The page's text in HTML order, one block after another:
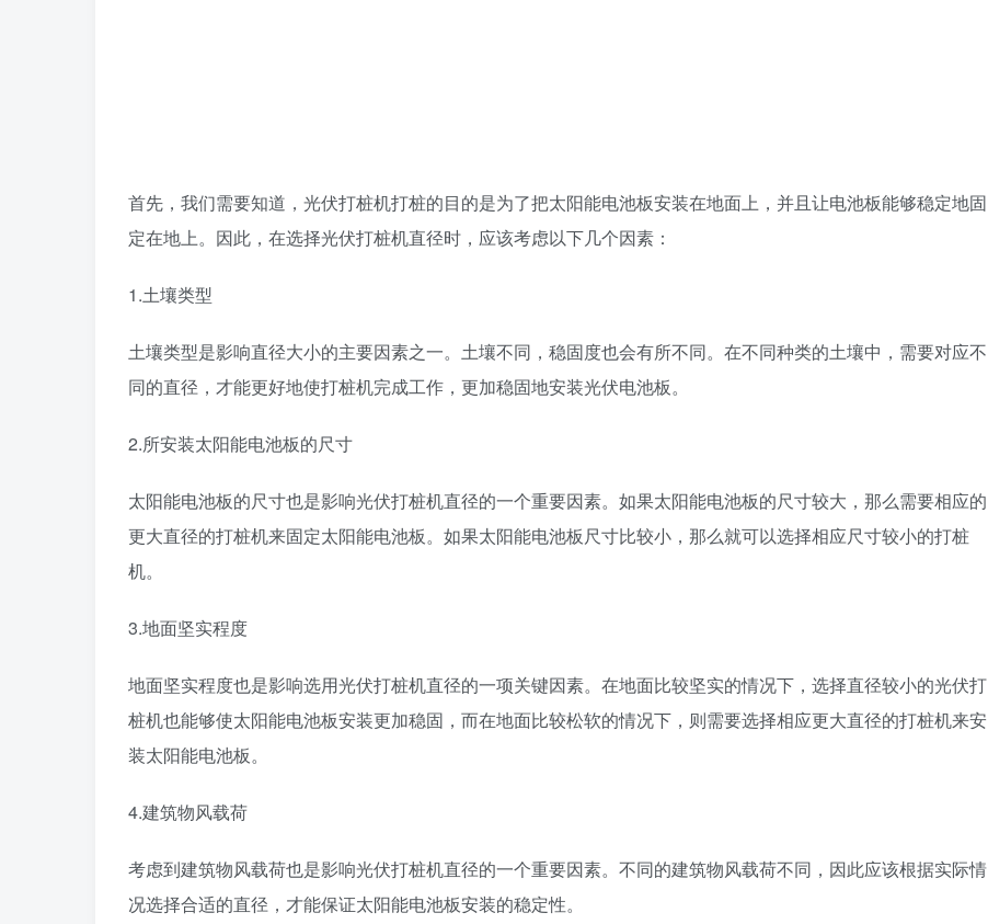
首先，我们需要知道，光伏打桩机打桩的目的是为了把太阳能电池板安装在地面上，并且让电池板能够稳定地固
定在地上。因此，在选择光伏打桩机直径时，应该考虑以下几个因素：
1.土壤类型
土壤类型是影响直径大小的主要因素之一。土壤不同，稳固度也会有所不同。在不同种类的土壤中，需要对应不
同的直径，才能更好地使打桩机完成工作，更加稳固地安装光伏电池板。
2.所安装太阳能电池板的尺寸
太阳能电池板的尺寸也是影响光伏打桩机直径的一个重要因素。如果太阳能电池板的尺寸较大，那么需要相应的
更大直径的打桩机来固定太阳能电池板。如果太阳能电池板尺寸比较小，那么就可以选择相应尺寸较小的打桩
机。
3.地面坚实程度
地面坚实程度也是影响选用光伏打桩机直径的一项关键因素。在地面比较坚实的情况下，选择直径较小的光伏打
桩机也能够使太阳能电池板安装更加稳固，而在地面比较松软的情况下，则需要选择相应更大直径的打桩机来安
装太阳能电池板。
4.建筑物风载荷
考虑到建筑物风载荷也是影响光伏打桩机直径的一个重要因素。不同的建筑物风载荷不同，因此应该根据实际情
况选择合适的直径，才能保证太阳能电池板安装的稳定性。